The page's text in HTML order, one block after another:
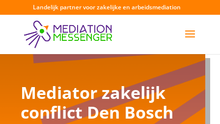
Landelijk partner voor zakelijke en arbeidsmediation
Mediator zakelijk
conflict Den Bosch